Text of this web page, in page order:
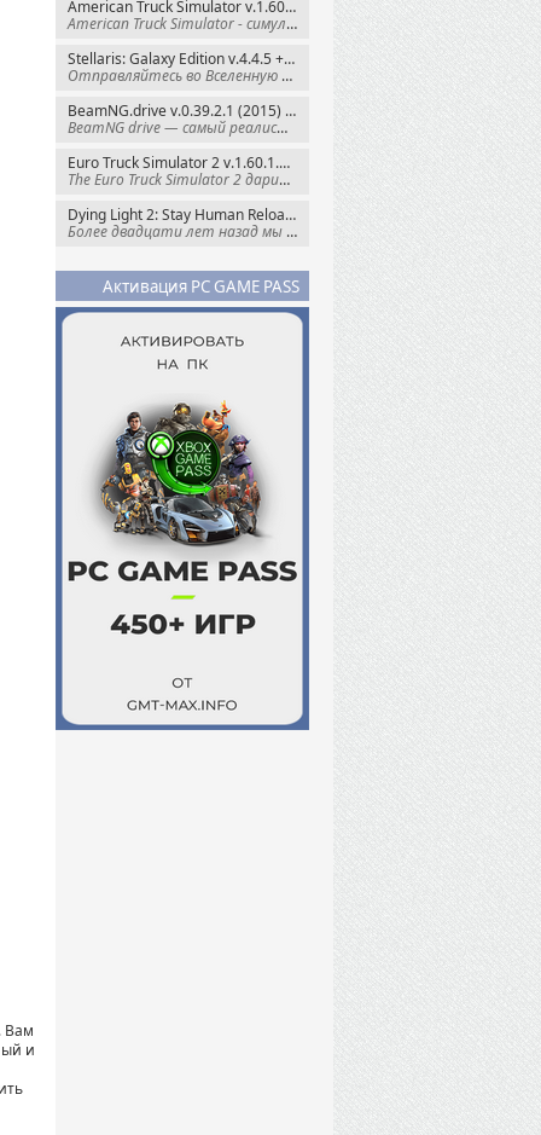
American Truck Simulator v.1.60.1.8s + Все DLC (2016) Пиратка
American Truck Simulator - симулятор
Stellaris: Galaxy Edition v.4.4.5 + Все DLC (2016) Пиратка
Отправляйтесь во Вселенную полную чудес и
BeamNG.drive v.0.39.2.1 (2015) RePack
BeamNG drive — самый реалистичный
Euro Truck Simulator 2 v.1.60.1.7s + Все DLC (2012) Пиратка
The Euro Truck Simulator 2 дарит вам опыт
Dying Light 2: Stay Human Reloaded Edition v.1.28.3 + Все DLC (2022) RePack
Более двадцати лет назад мы пытались
Активация PC GAME PASS
Вам
и